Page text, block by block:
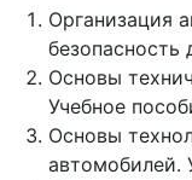
Организация
безопасность
Основы
Учебное
Основы
автомобилей.